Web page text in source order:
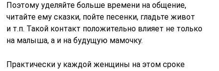
Поэтому уделяйте больше времени на общение,
читайте ему сказки, пойте песенки, гладьте живот
и т.п. Такой контакт положительно влияет не только
на малыша, а и на будущую мамочку.
Практически у каждой женщины на этом сроке